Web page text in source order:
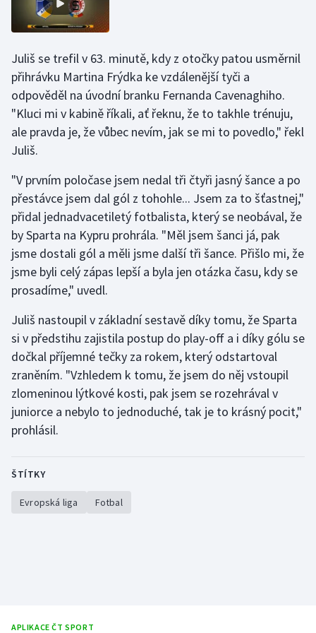
Krasobruslení
Lyže a snowboard
Moderní pětiboj
Motorsport
Olympijské hry
Parasport
Plavání
Plážový volejbal
Ragby
Rychlobruslení
Rychlostní kanoistika
Short track
Volejbal
Juliš se trefil v 63. minutě, kdy z otočky patou usměrnil
přihrávku Martina Frýdka ke vzdálenější tyči a
odpověděl na úvodní branku Fernanda Cavenaghiho.
"Kluci mi v kabině říkali, ať řeknu, že to takhle trénuju,
ale pravda je, že vůbec nevím, jak se mi to povedlo," řekl
Juliš.
"V prvním poločase jsem nedal tři čtyři jasný šance a po
přestávce jsem dal gól z tohohle... Jsem za to šťastnej,"
přidal jednadvacetiletý fotbalista, který se neobával, že
by Sparta na Kypru prohrála. "Měl jsem šanci já, pak
jsme dostali gól a měli jsme další tři šance. Přišlo mi, že
jsme byli celý zápas lepší a byla jen otázka času, kdy se
prosadíme," uvedl.
Juliš nastoupil v základní sestavě díky tomu, že Sparta
si v předstihu zajistila postup do play-off a i díky gólu se
dočkal příjemné tečky za rokem, který odstartoval
zraněním. "Vzhledem k tomu, že jsem do něj vstoupil
zlomeninou lýtkové kosti, pak jsem se rozehrával v
juniorce a nebylo to jednoduché, tak je to krásný pocit,"
prohlásil.
ŠTÍTKY
Evropská liga Fotbal
APLIKACE ČT SPORT